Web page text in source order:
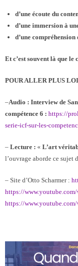
d’une écoute du
d’une immersion à
d’une compréhension
Et c’est souvent là que
POUR ALLER PLUS
–Audio : Interview de
compétence 6 : https://
serie-icf-sur-les-
– Lecture : « L’art
l’ouvrage aborde ce sujet
– Site d’Otto Scharmer :
https://
https://